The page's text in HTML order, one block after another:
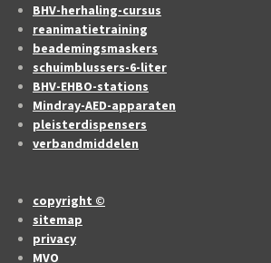
BHV-herhaling-cursus
reanimatietraining
beademingsmaskers
schuimblussers-6-liter
BHV-EHBO-stations
Mindray-AED-apparaten
pleisterdispensers
verbandmiddelen
copyright ©
sitemap
privacy
MVO